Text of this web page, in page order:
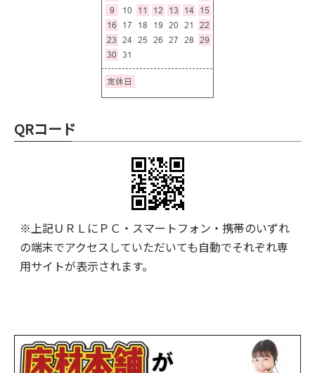
QRコード
※上記ＵＲＬにＰＣ・スマートフォン・携帯のいずれ
の端末でアクセスしていただいても自動でそれぞれ専
用サイトが表示されます。